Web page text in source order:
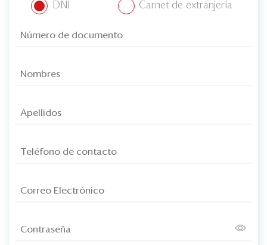
DNI Carnet de extranjería